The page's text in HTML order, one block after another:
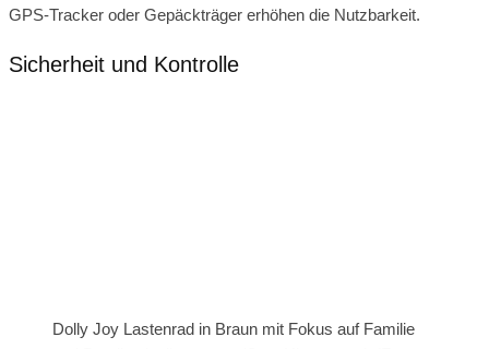
GPS-Tracker oder Gepäckträger erhöhen die Nutzbarkeit.
Sicherheit und Kontrolle
Dolly Joy Lastenrad in Braun mit Fokus auf Familie